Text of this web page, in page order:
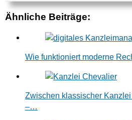
Ähnliche Beiträge:
Wie funktioniert moderne
Zwischen klassischer
–…